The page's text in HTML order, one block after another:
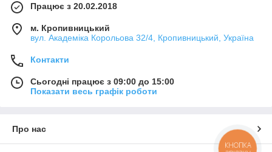
Працює з 20.02.2018
м. Кропивницький
вул. Академіка Корольова 32/4, Кропивницький, Україна
Контакти
Сьогодні працює з 09:00 до 15:00
Показати весь графік роботи
Про нас
КНОПКА